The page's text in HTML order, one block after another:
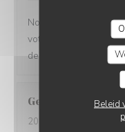
Beleid
Nous avons été ravi
votre restaurant
de la qualité du repas
Georges
2026-08-05
- 12:00 -